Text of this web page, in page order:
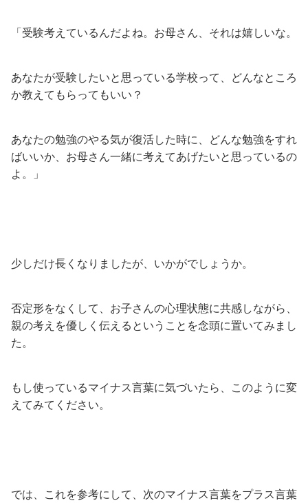
「受験考えているんだよね。お母さん、それは嬉しいな。
あなたが受験したいと思っている学校って、どんなところ
か教えてもらってもいい？
あなたの勉強のやる気が復活した時に、どんな勉強をすれ
ばいいか、お母さん一緒に考えてあげたいと思っているの
よ。」
少しだけ長くなりましたが、いかがでしょうか。
否定形をなくして、お子さんの心理状態に共感しながら、
親の考えを優しく伝えるということを念頭に置いてみまし
た。
もし使っているマイナス言葉に気づいたら、このように変
えてみてください。
では、これを参考にして、次のマイナス言葉をプラス言葉